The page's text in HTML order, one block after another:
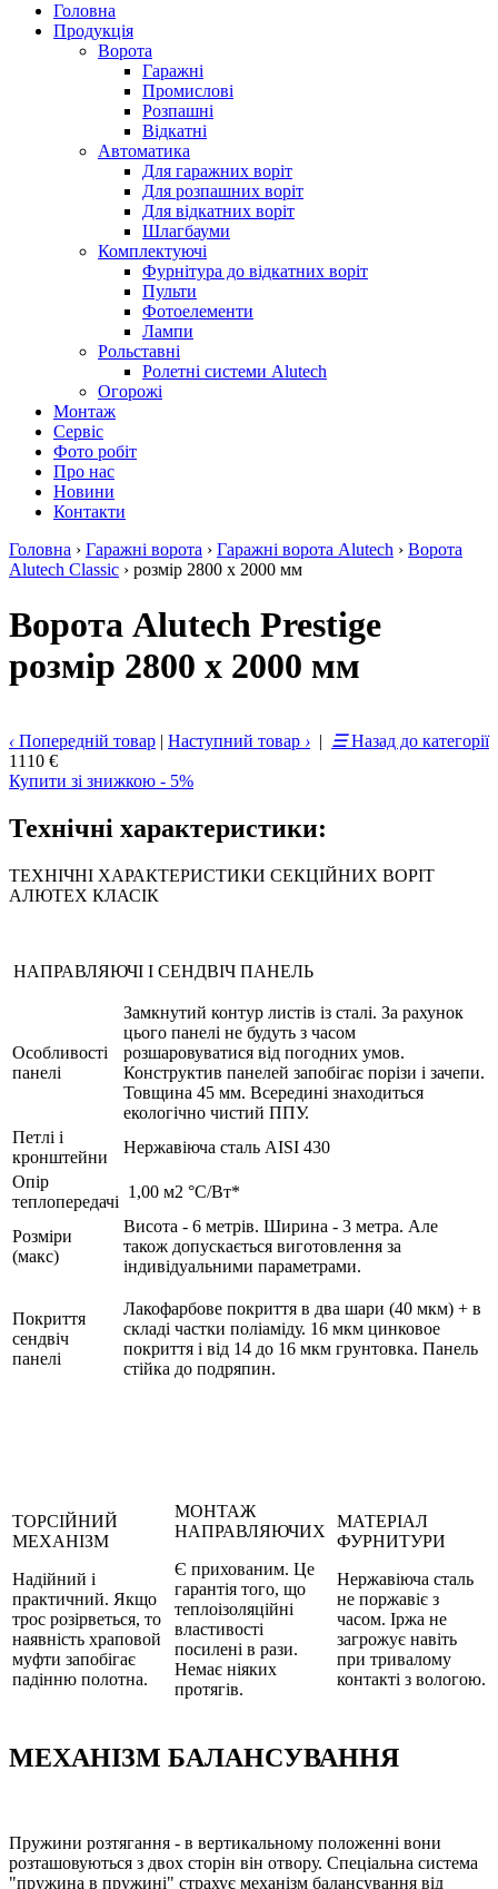
Головна
Продукція
Ворота
Гаражні
Промислові
Розпашні
Відкатні
Автоматика
Для гаражних воріт
Для розпашних воріт
Для відкатних воріт
Шлагбауми
Комплектуючі
Фурнітура до відкатних воріт
Пульти
Фотоелементи
Лампи
Рольставні
Ролетні системи Alutech
Огорожі
Монтаж
Сервіс
Фото робіт
Про нас
Новини
Контакти
Головна › Гаражні ворота › Гаражні ворота Alutech › Ворота
Alutech Classic › розмір 2800 х 2000 мм
Ворота Alutech Prestige
розмір 2800 х 2000 мм
‹ Попередній товар | Наступний товар › | ☰Назад до категорії
1110 €
Купити зі знижкою - 5%
Технічні характеристики:
ТЕХНІЧНІ ХАРАКТЕРИСТИКИ СЕКЦІЙНИХ ВОРІТ
АЛЮТЕХ КЛАСІК
НАПРАВЛЯЮЧІ І СЕНДВІЧ ПАНЕЛЬ
Особливості
панелі
Замкнутий контур листів із сталі. За рахунок
цього панелі не будуть з часом
розшаровуватися від погодних умов.
Конструктив панелей запобігає порізи і зачепи.
Товщина 45 мм. Всередині знаходиться
екологічно чистий ППУ.
Петлі і
кронштейни
Нержавіюча сталь AISI 430
Опір
теплопередачі
1,00 м2 °C/Bт*
Розміри
(макс)
Висота - 6 метрів. Ширина - 3 метра. Але
також допускається виготовлення за
індивідуальними параметрами.
Покриття
сендвіч
панелі
Лакофарбове покриття в два шари (40 мкм) + в
складі частки поліаміду. 16 мкм цинковое
покриття і від 14 до 16 мкм грунтовка. Панель
стійка до подряпин.
ТОРСІЙНИЙ
МЕХАНІЗМ
Надійний і
практичний. Якщо
трос розірветься, то
наявність храповой
муфти запобігає
падінню полотна.
МОНТАЖ
НАПРАВЛЯЮЧИХ
Є прихованим. Це
гарантія того, що
теплоізоляційні
властивості
посилені в рази.
Немає ніяких
протягів.
МАТЕРІАЛ
ФУРНИТУРИ
Нержавіюча сталь
не поржавіє з
часом. Іржа не
загрожує навіть
при тривалому
контакті з вологою.
МЕХАНІЗМ БАЛАНСУВАННЯ
Пружини розтягання - в вертикальному положенні вони
розташовуються з двох сторін він отвору. Спеціальна система
"пружина в пружині" страхує механізм балансування від